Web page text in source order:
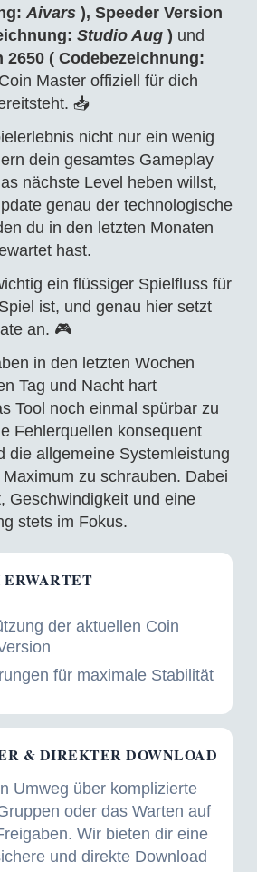
Aivars ), Speeder Version
Studio Aug ) und
2650 ( Codebezeichnung:
Master offiziell für dich
📥
nicht nur ein wenig
dein gesamtes Gameplay
nächste Level heben willst,
genau der technologische
du in den letzten Monaten
hast.
ein flüssiger Spielfluss für
ist, und genau hier setzt
an. 🎮
in den letzten Wochen
Tag und Nacht hart
Tool noch einmal spürbar zu
Fehlerquellen konsequent
die allgemeine Systemleistung
zu schrauben. Dabei
Geschwindigkeit und eine
stets im Fokus.
ERWARTET
der aktuellen Coin
für maximale Stabilität
& DIREKTER DOWNLOAD
Umweg über komplizierte
oder das Warten auf
Wir bieten dir eine
und direkte Download